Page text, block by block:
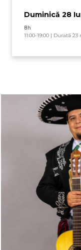
Duminică 28
8h
11:00-19:00 | Durată